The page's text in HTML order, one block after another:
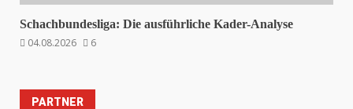
Schachbundesliga: Die ausführliche Kader-Analyse
04.08.2026
6
PARTNER